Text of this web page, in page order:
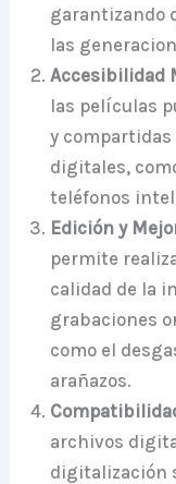
garantizando
las
Accesibilidad
las películas
y
digitales,
teléfonos
Edición y
permite
calidad de la
grabaciones
como el
arañazos.
archivos
digitalización